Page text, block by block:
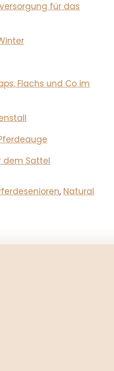
für das
Flachs und Co im
dem Sattel
, Natural